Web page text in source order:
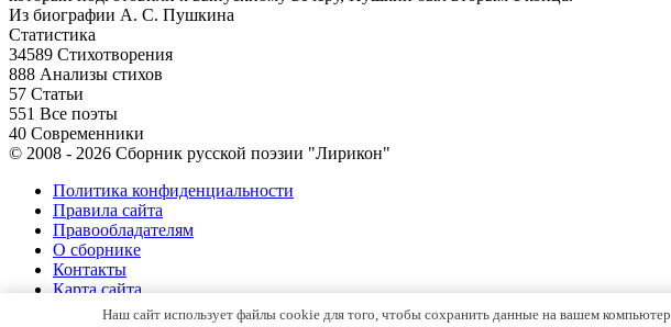
Из биографии А. С. Пушкина
Статистика
34589 Стихотворения
888 Анализы стихов
57 Статьи
551 Все поэты
40 Современники
© 2008 - 2026 Сборник русской поэзии "Лирикон"
Политика конфиденциальности
Правила сайта
Правообладателям
О сборнике
Контакты
Карта сайта
Наш сайт использует файлы cookie для того, чтобы сохранить данные на вашем